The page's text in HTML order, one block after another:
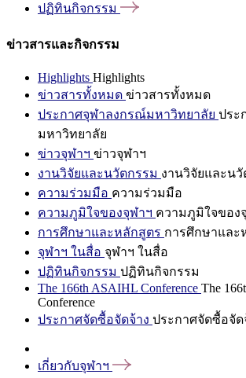
ปฏิทินกิจกรรม
ข่าวสารและกิจกรรม
Highlights Highlights
ข่าวสารทั้งหมด ข่าวสารทั้งหมด
ประกาศจุฬาลงกรณ์มหาวิทยาลัย ประ
มหาวิทยาลัย
ข่าวจุฬาฯ ข่าวจุฬาฯ
งานวิจัยและนวัตกรรม งานวิจัยและนวั
ความร่วมมือ ความร่วมมือ
ความภูมิใจของจุฬาฯ ความภูมิใจของ
การศึกษาและหลักสูตร การศึกษาและ
จุฬาฯ ในสื่อ จุฬาฯ ในสื่อ
ปฏิทินกิจกรรม ปฏิทินกิจกรรม
The 166th ASAIHL Conference The
Conference
ประกาศจัดซื้อจัดจ้าง ประกาศจัดซื้อจัด
เกี่ยวกับจุฬาฯ